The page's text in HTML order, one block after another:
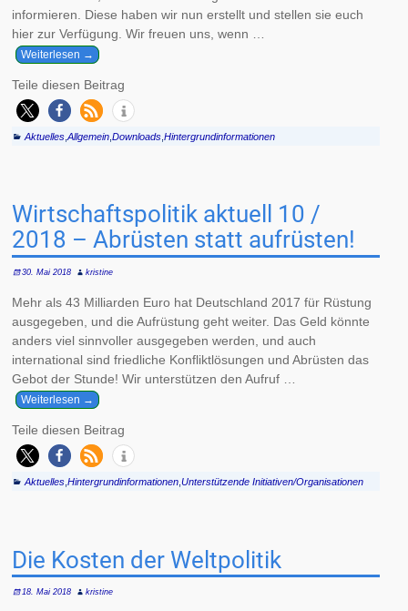
informieren. Diese haben wir nun erstellt und stellen sie euch
hier zur Verfügung. Wir freuen uns, wenn
Weiterlesen →
Teile diesen Beitrag
Aktuelles, Allgemein, Downloads, Hintergrundinformationen
Wirtschaftspolitik aktuell 10 /
2018 – Abrüsten statt aufrüsten!
30. Mai 2018 kristine
Mehr als 43 Milliarden Euro hat Deutschland 2017 für Rüstung
ausgegeben, und die Aufrüstung geht weiter. Das Geld könnte
anders viel sinnvoller ausgegeben werden, und auch
international sind friedliche Konfliktlösungen und Abrüsten das
Gebot der Stunde! Wir unterstützen den Aufruf
Weiterlesen →
Teile diesen Beitrag
Aktuelles, Hintergrundinformationen, Unterstützende Initiativen/Organisationen
Die Kosten der Weltpolitik
18. Mai 2018 kristine